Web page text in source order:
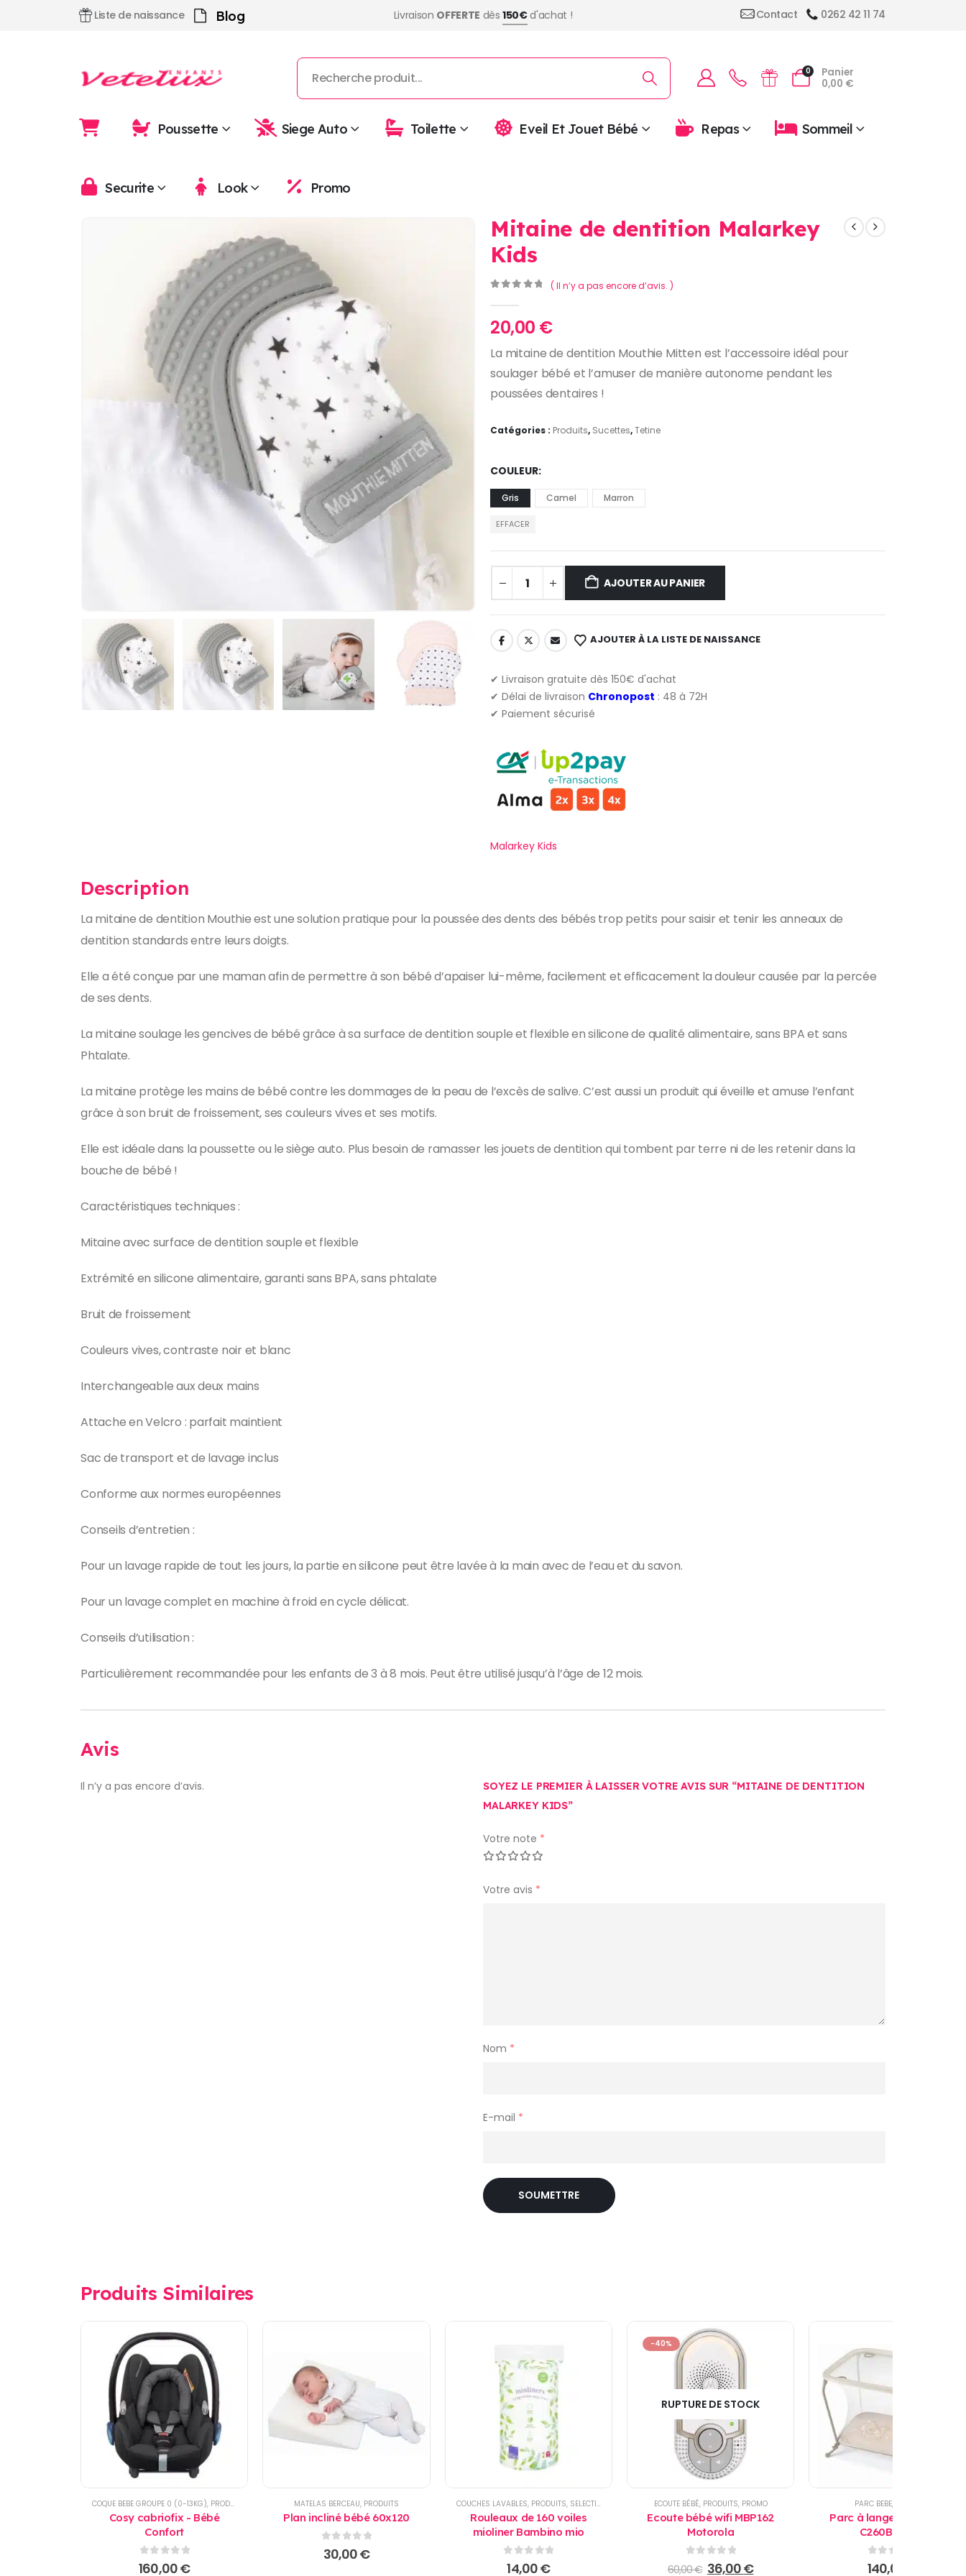
Liste de naissance Blog Livraison OFFERTE dès150€d'achat ! Contact 0262 42 11 74
0
Panier
0,00 €
Poussette Siege Auto Toilette Eveil Et Jouet Bébé Repas Sommeil
Securite Look Promo
Mitaine de dentition Malarkey
Kids
( Il n’y a pas encore d’avis. )
20,00 €
La mitaine de dentition Mouthie Mitten est l’accessoire idéal pour
soulager bébé et l’amuser de manière autonome pendant les
poussées dentaires !
Catégories : Produits, Sucettes,Tetine
COULEUR
Gris Camel Marron
EFFACER
AJOUTER AU PANIER
AJOUTER À LA LISTE DE NAISSANCE
✔ Livraison gratuite dès 150€ d'achat
✔ Délai de livraison Chronopost : 48 à 72H
✔ Paiement sécurisé
Malarkey Kids
Description
La mitaine de dentition Mouthie est une solution pratique pour la poussée des dents des bébés trop petits pour saisir et tenir les anneaux de
dentition standards entre leurs doigts.
Elle a été conçue par une maman afin de permettre à son bébé d’apaiser lui-même, facilement et efficacement la douleur causée par la percée
de ses dents.
La mitaine soulage les gencives de bébé grâce à sa surface de dentition souple et flexible en silicone de qualité alimentaire, sans BPA et sans
Phtalate.
La mitaine protège les mains de bébé contre les dommages de la peau de l’excès de salive. C’est aussi un produit qui éveille et amuse l’enfant
grâce à son bruit de froissement, ses couleurs vives et ses motifs.
Elle est idéale dans la poussette ou le siège auto. Plus besoin de ramasser les jouets de dentition qui tombent par terre ni de les retenir dans la
bouche de bébé !
Caractéristiques techniques :
Mitaine avec surface de dentition souple et flexible
Extrémité en silicone alimentaire, garanti sans BPA, sans phtalate
Bruit de froissement
Couleurs vives, contraste noir et blanc
Interchangeable aux deux mains
Attache en Velcro : parfait maintient
Sac de transport et de lavage inclus
Conforme aux normes européennes
Conseils d’entretien :
Pour un lavage rapide de tout les jours, la partie en silicone peut être lavée à la main avec de l’eau et du savon.
Pour un lavage complet en machine à froid en cycle délicat.
Conseils d’utilisation :
Particulièrement recommandée pour les enfants de 3 à 8 mois. Peut être utilisé jusqu’à l’âge de 12 mois.
Avis
Il n’y a pas encore d’avis.
SOYEZ LE PREMIER À LAISSER VOTRE AVIS SUR “MITAINE DE DENTITION
MALARKEY KIDS”
Votre note *
Votre avis *
Nom *
E-mail *
Produits Similaires
COQUE BEBE GROUPE 0 (0-13KG), PRODUITS
Cosy cabriofix - Bébé
Confort
0sur 5
160,00€
MATELAS BERCEAU, PRODUITS
Plan incliné bébé 60x120
0sur 5
30,00€
COUCHES LAVABLES, PRODUITS, SELECTIONS
Rouleaux de 160 voiles
mioliner Bambino mio
0sur 5
14,00€
-40%
RUPTURE DE STOCK
ECOUTE BÉBÉ, PRODUITS, PROMO
Ecoute bébé wifi MBP162
Motorola
sur 5
60,00€ Le
36,00€Le
PARC BEBE,
Parc à langer Lusso B111
C260B - Cam
0 sur 5
140,00